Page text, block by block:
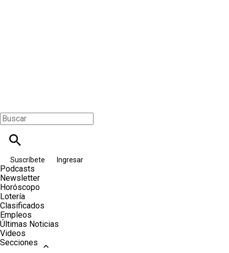
Suscríbete Ingresar
Podcasts
Newsletter
Horóscopo
Lotería
Clasificados
Empleos
Últimas Noticias
Videos
Secciones